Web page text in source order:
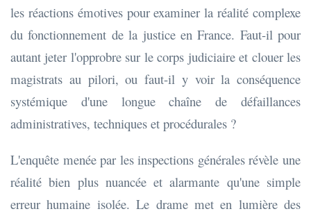
les réactions émotives pour examiner la réalité complexe
du fonctionnement de la justice en France. Faut-il pour
autant jeter l'opprobre sur le corps judiciaire et clouer les
magistrats au pilori, ou faut-il y voir la conséquence
systémique d'une longue chaîne de défaillances
administratives, techniques et procédurales ?
L'enquête menée par les inspections générales révèle une
réalité bien plus nuancée et alarmante qu'une simple
erreur humaine isolée. Le drame met en lumière des